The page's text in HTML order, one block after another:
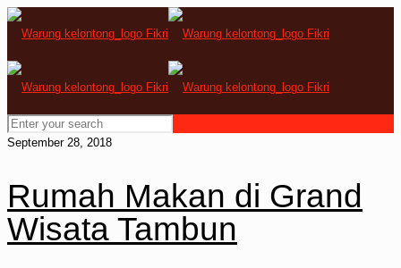
September 28, 2018
Rumah Makan di Grand
Wisata Tambun